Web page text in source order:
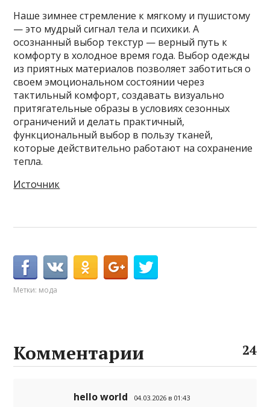
Наше зимнее стремление к мягкому и пушистому
— это мудрый сигнал тела и психики. А
осознанный выбор текстур — верный путь к
комфорту в холодное время года. Выбор одежды
из приятных материалов позволяет заботиться о
своем эмоциональном состоянии через
тактильный комфорт, создавать визуально
притягательные образы в условиях сезонных
ограничений и делать практичный,
функциональный выбор в пользу тканей,
которые действительно работают на сохранение
тепла.
Источник
Метки: мода
Комментарии 24
hello world 04.03.2026 в 01:43